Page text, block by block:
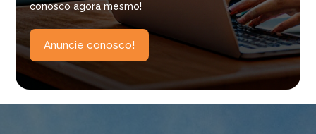
conosco agora mesmo!
Anuncie conosco!